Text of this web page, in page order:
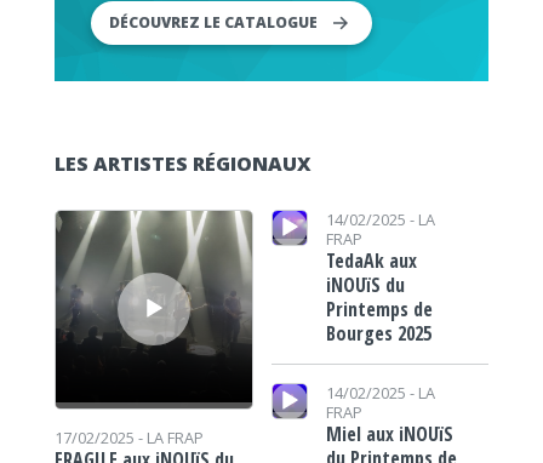
DÉCOUVREZ LE CATALOGUE
LES ARTISTES RÉGIONAUX
Lecteur audio
17/02/2025 - LA FRAP
Lecteur audio 14/02/2025 - LA
FRAP
TedaAk aux
iNOUïS du
Printemps de
Bourges 2025
Lecteur audio
14/02/2025 - LA
FRAP
Miel aux iNOUïS